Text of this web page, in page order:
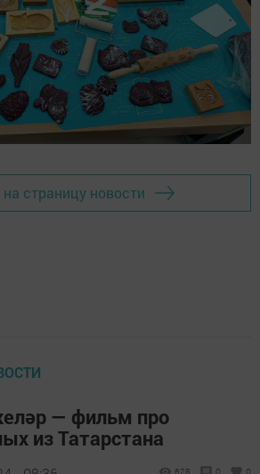
страницу новости
— фильм про
из Татарстана
628 0 0